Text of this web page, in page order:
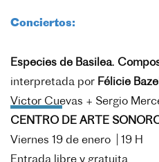
Conciertos:
Especies de Basilea.
interpretada por Félicie
Victor Cuevas + Sergio
CENTRO DE ARTE
Viernes 19 de enero | 19 H
Entrada libre y gratuita